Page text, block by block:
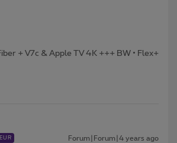
+ V7c & Apple TV 4K +++ BW • Flex+
Forum|Forum|4 years ago